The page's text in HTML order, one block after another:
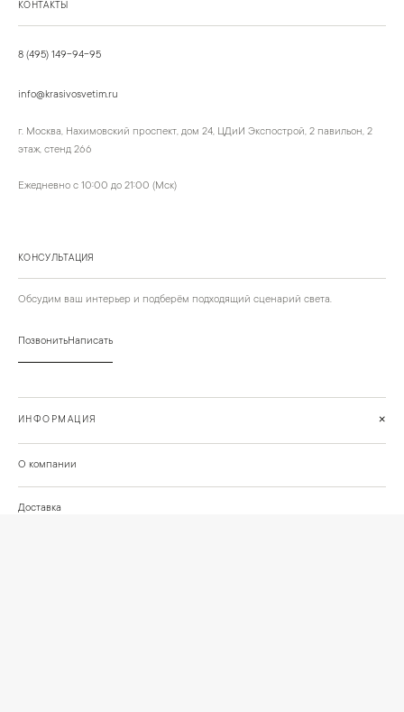
КОНТАКТЫ
8 (495) 149-94-95
info@krasivosvetim.ru
г. Москва, Нахимовский проспект, дом 24, ЦДиИ Экспострой, 2 павильон, 2
этаж, стенд 266
Ежедневно с 10:00 до 21:00 (Мск)
КОНСУЛЬТАЦИЯ
Обсудим ваш интерьер и подберём подходящий сценарий света.
ПозвонитьНаписать
ИНФОРМАЦИЯ +
О компании
Доставка